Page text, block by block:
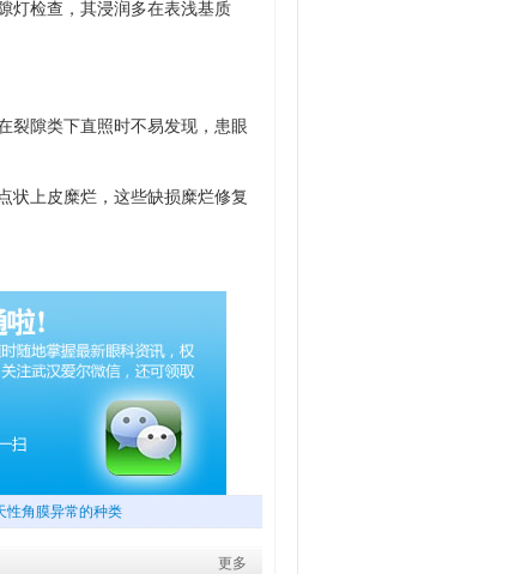
检查，其浸润多在表浅基质
隙类下直照时不易发现，患眼
上皮糜烂，这些缺损糜烂修复
性角膜异常的种类
更多